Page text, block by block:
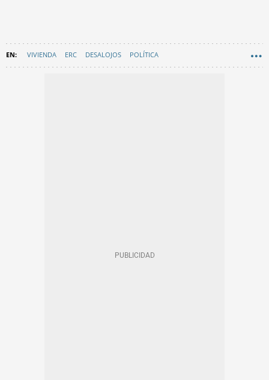
VIVIENDA ERC DESALOJOS POLÍTICA